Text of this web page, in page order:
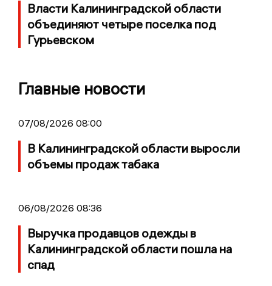
Власти Калининградской области
объединяют четыре поселка под
Гурьевском
Главные новости
07/08/2026 08:00
В Калининградской области выросли
объемы продаж табака
06/08/2026 08:36
Выручка продавцов одежды в
Калининградской области пошла на
спад